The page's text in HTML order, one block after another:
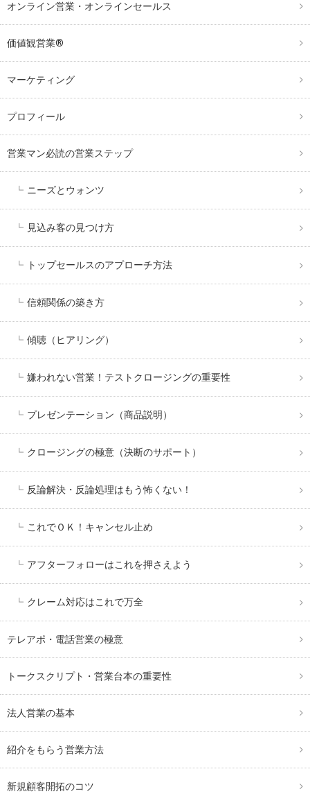
オンライン営業・オンラインセールス
価値観営業®︎
マーケティング
プロフィール
営業マン必読の営業ステップ
ニーズとウォンツ
見込み客の見つけ方
トップセールスのアプローチ方法
信頼関係の築き方
傾聴（ヒアリング）
嫌われない営業！テストクロージングの重要性
プレゼンテーション（商品説明）
クロージングの極意（決断のサポート）
反論解決・反論処理はもう怖くない！
これでＯＫ！キャンセル止め
アフターフォローはこれを押さえよう
クレーム対応はこれで万全
テレアポ・電話営業の極意
トークスクリプト・営業台本の重要性
法人営業の基本
紹介をもらう営業方法
新規顧客開拓のコツ